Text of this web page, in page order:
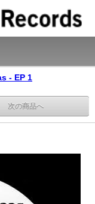
- EP 1
次の商品へ